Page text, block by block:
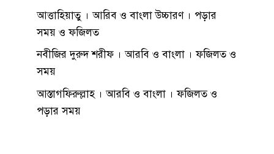
আত্তাহিয়াতু । আরিব ও বাংলা উচ্চারণ । পড়ার
সময় ও ফজিলত
নবীজির দুরুদ শরীফ । আরবি ও বাংলা । ফজিলত ও
সময়
আস্তাগফিরুল্লাহ । আরবি ও বাংলা । ফজিলত ও
পড়ার সময়